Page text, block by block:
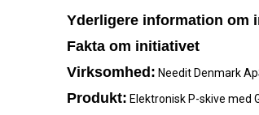
Yderligere information om
Fakta om initiativet
Virksomhed: Needit Denmark
Produkt: Elektronisk P-skive med